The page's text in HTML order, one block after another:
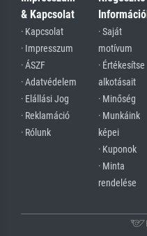
& Kapcsolat
· Kapcsolat
· Impresszum
· ÁSZF
· Adatvédelem
· Elállási Jog
· Reklamáció
· Rólunk
· Saját
motívum
· Értékesítse
alkotásait
· Minőség
· Munkáink
képei
· Kuponok
· Minta
rendelése